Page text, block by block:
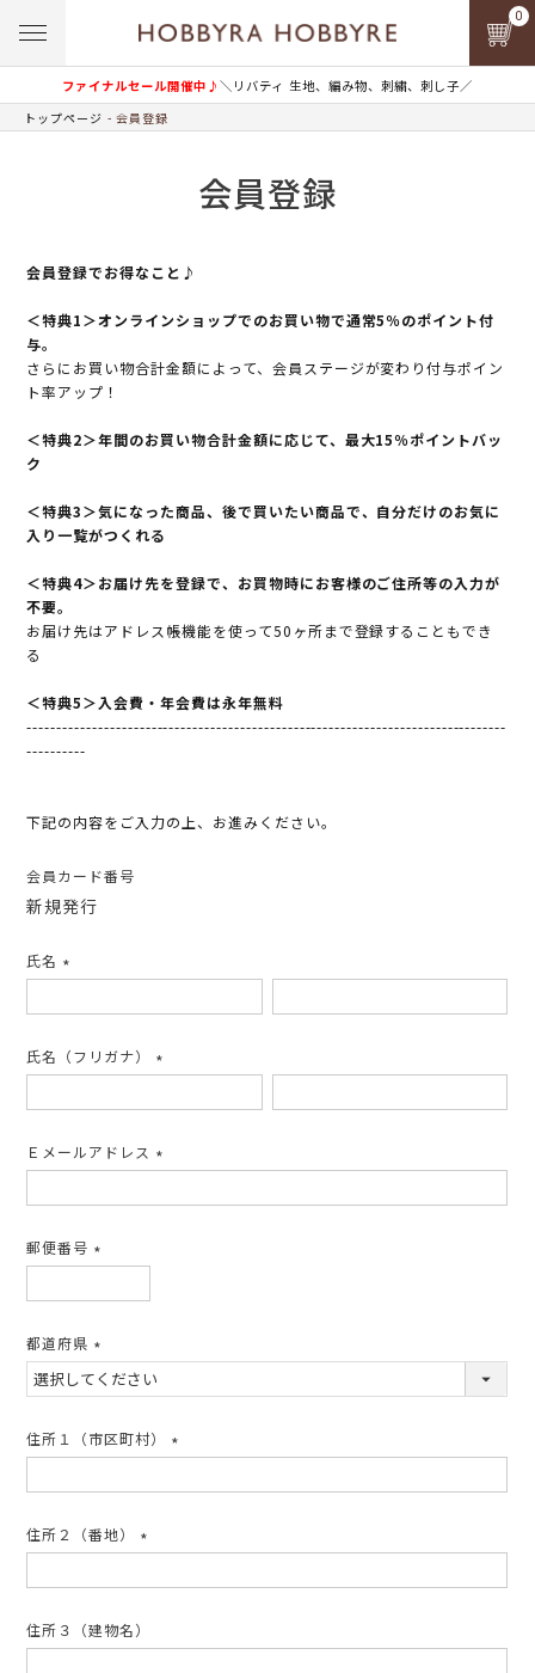
ファイナルセール開催中♪＼リバティ 生地、編み物、刺繍、刺し子／
0
トップページ 会員登録
会員登録
会員登録でお得なこと♪
＜特典1＞オンラインショップでのお買い物で通常5％のポイント付
与。
さらにお買い物合計金額によって、会員ステージが変わり付与ポイン
ト率アップ！
＜特典2＞年間のお買い物合計金額に応じて、最大15％ポイントバッ
ク
＜特典3＞気になった商品、後で買いたい商品で、自分だけのお気に
入り一覧がつくれる
＜特典4＞お届け先を登録で、お買物時にお客様のご住所等の入力が
不要。
お届け先はアドレス帳機能を使って50ヶ所まで登録することもでき
る
＜特典5＞入会費・年会費は永年無料
---------------------------------------------------------------------------------
----------
下記の内容をご入力の上、お進みください。
会員カード番号
新規発行
氏名
須)
氏名（フリガナ）
須)
Ｅメールアドレス
須)
郵便番号
須)
都道府県
(必
須)
住所１（市区町村）
須)
住所２（番地）
須)
住所３（建物名）